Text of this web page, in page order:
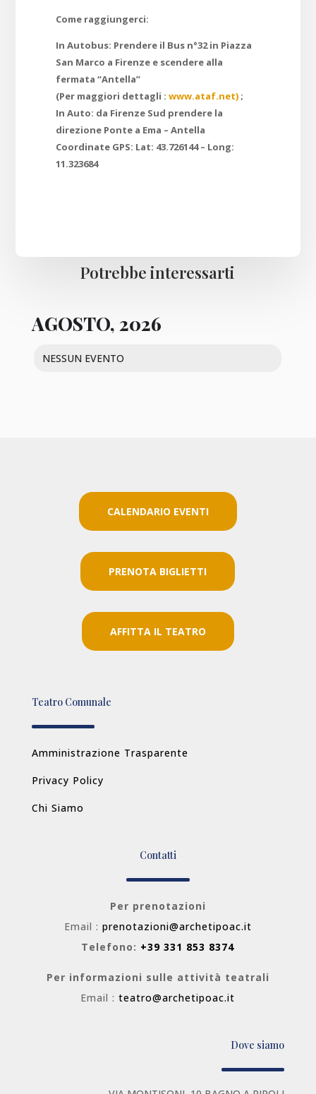
Come raggiungerci:
In Autobus: Prendere il Bus n°32 in Piazza
San Marco a Firenze e scendere alla
fermata “Antella”
(Per maggiori dettagli : www.ataf.net);
In Auto: da Firenze Sud prendere la
direzione Ponte a Ema – Antella
Coordinate GPS: Lat: 43.726144 – Long:
11.323684
Potrebbe interessarti
AGOSTO, 2026
NESSUN EVENTO
CALENDARIO EVENTI
PRENOTA BIGLIETTI
AFFITTA IL TEATRO
Teatro Comunale
Amministrazione Trasparente
Privacy Policy
Chi Siamo
Contatti
Per prenotazioni
Email : prenotazioni@archetipoac.it
Telefono: +39 331 853 8374
Per informazioni sulle attività teatrali
Email :teatro@archetipoac.it
Dove siamo